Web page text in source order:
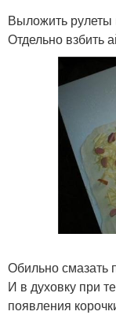
Выложить
Отдельно взбить
Обильно смазать
И в духовку при
появления